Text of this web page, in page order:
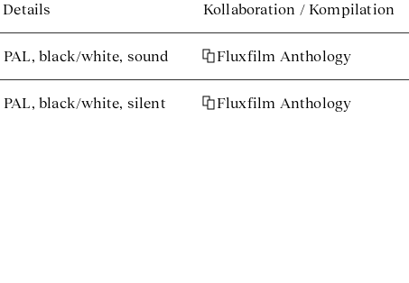
Details Kollaboration / Kompilation
PAL, black/white, sound Fluxfilm Anthology
PAL, black/white, silent Fluxfilm Anthology